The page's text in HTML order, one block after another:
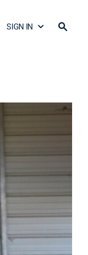
SIGN IN